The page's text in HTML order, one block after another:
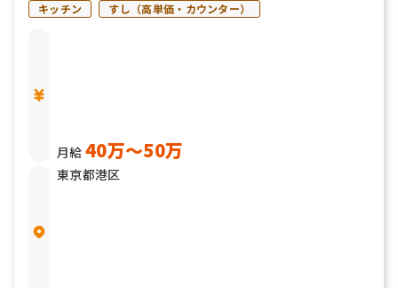
キッチン すし（高単価・カウンター）
月給 40万〜50万
東京都港区